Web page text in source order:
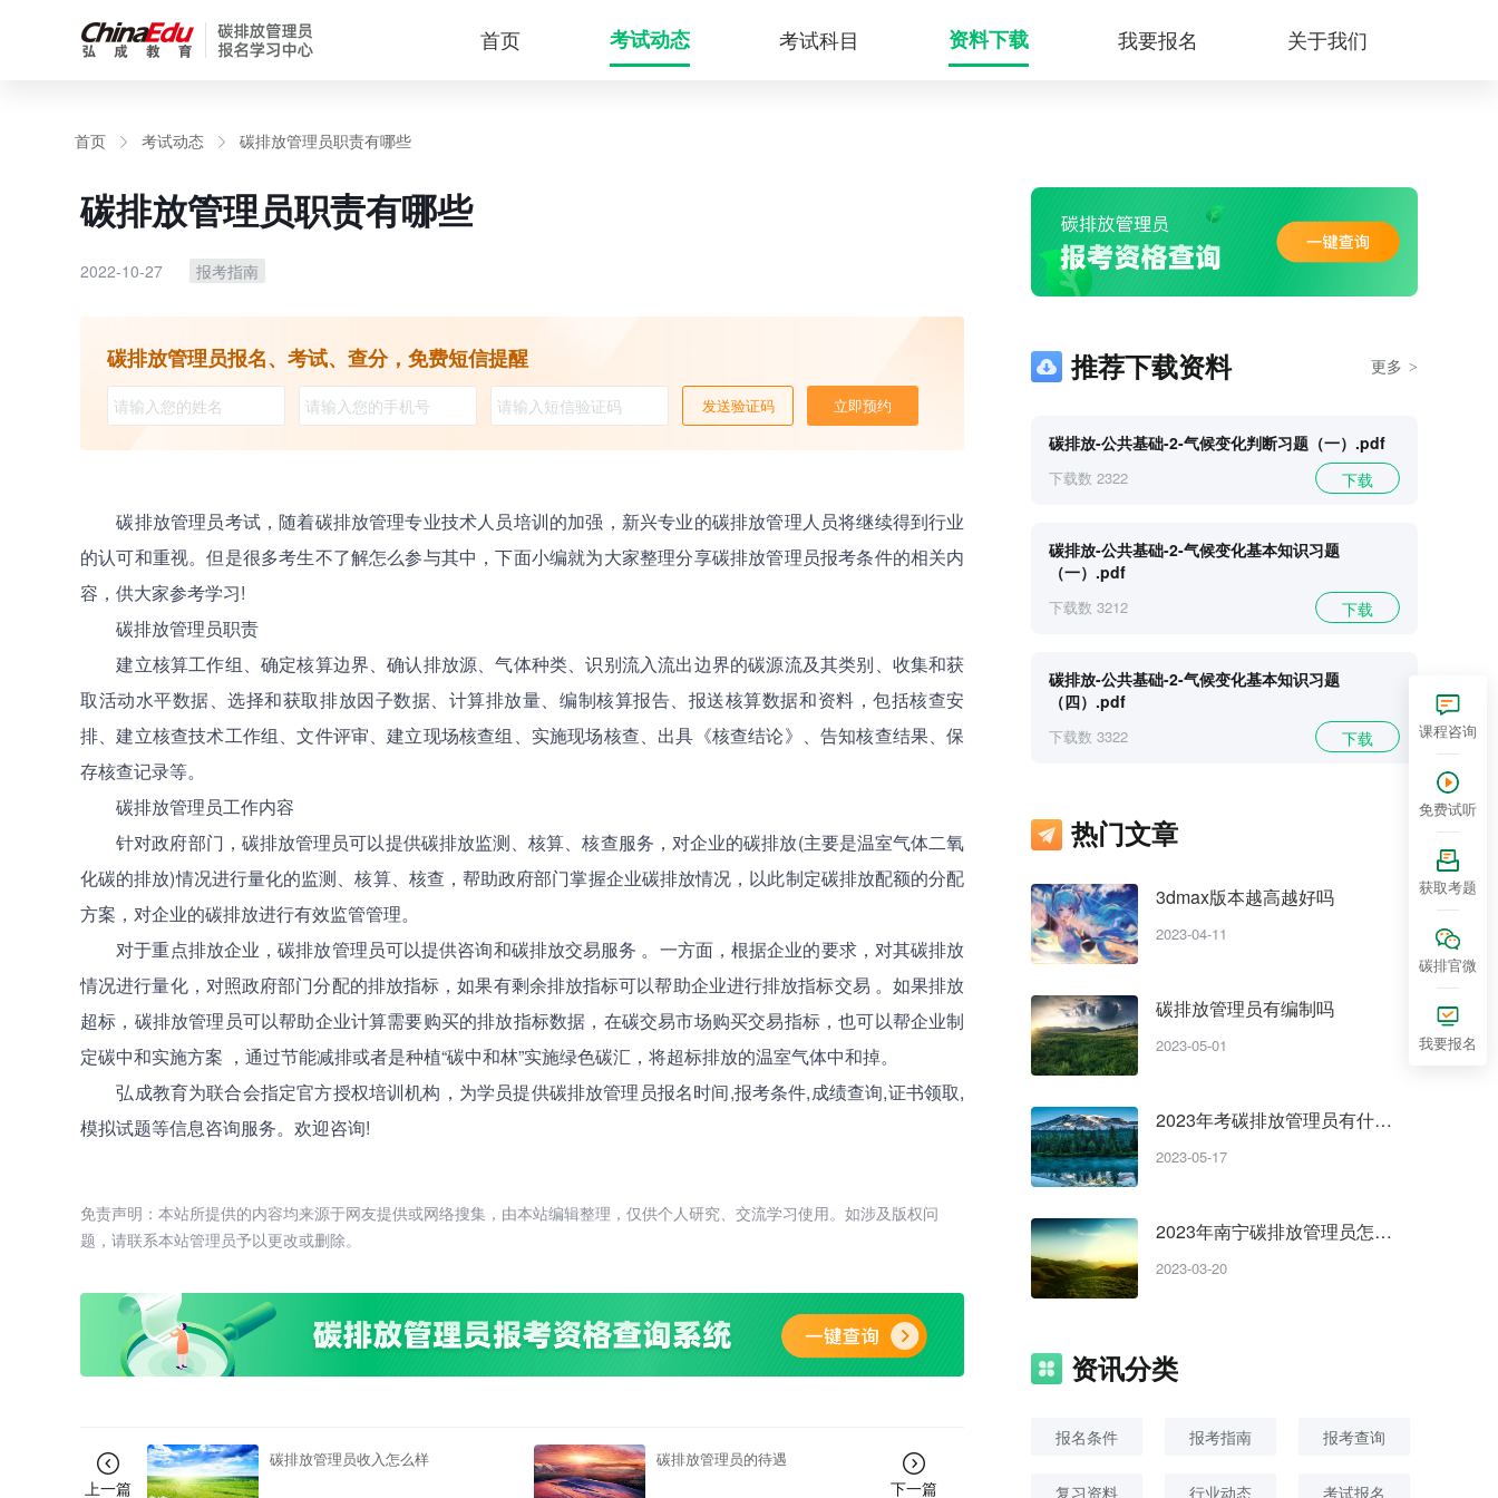
首页 考试动态 考试科目 资料下载 我要报名 关于我们
首页 考试动态 碳排放管理员职责有哪些
碳排放管理员职责有哪些
2022-10-27 报考指南
碳排放管理员报名、考试、查分，免费短信提醒
发送验证码 立即预约
碳排放管理员考试，随着碳排放管理专业技术人员培训的加强，新兴专业的碳排放管理人员将继续得到行业
的认可和重视。但是很多考生不了解怎么参与其中，下面小编就为大家整理分享碳排放管理员报考条件的相关内
容，供大家参考学习!
碳排放管理员职责
建立核算工作组、确定核算边界、确认排放源、气体种类、识别流入流出边界的碳源流及其类别、收集和获
取活动水平数据、选择和获取排放因子数据、计算排放量、编制核算报告、报送核算数据和资料，包括核查安
排、建立核查技术工作组、文件评审、建立现场核查组、实施现场核查、出具《核查结论》、告知核查结果、保
存核查记录等。
碳排放管理员工作内容
针对政府部门，碳排放管理员可以提供碳排放监测、核算、核查服务，对企业的碳排放(主要是温室气体二氧
化碳的排放)情况进行量化的监测、核算、核查，帮助政府部门掌握企业碳排放情况，以此制定碳排放配额的分配
方案，对企业的碳排放进行有效监管管理。
对于重点排放企业，碳排放管理员可以提供咨询和碳排放交易服务 。一方面，根据企业的要求，对其碳排放
情况进行量化，对照政府部门分配的排放指标，如果有剩余排放指标可以帮助企业进行排放指标交易 。如果排放
超标，碳排放管理员可以帮助企业计算需要购买的排放指标数据，在碳交易市场购买交易指标，也可以帮企业制
定碳中和实施方案 ，通过节能减排或者是种植“碳中和林”实施绿色碳汇，将超标排放的温室气体中和掉。
弘成教育为联合会指定官方授权培训机构，为学员提供碳排放管理员报名时间,报考条件,成绩查询,证书领取,
模拟试题等信息咨询服务。欢迎咨询!
免责声明：本站所提供的内容均来源于网友提供或网络搜集，由本站编辑整理，仅供个人研究、交流学习使用。如涉及版权问
题，请联系本站管理员予以更改或删除。
上一篇
碳排放管理员收入怎么样 碳排放管理员的待遇
下一篇
推荐下载资料 更多 >
碳排放-公共基础-2-气候变化判断习题（一）.pdf
下载数 2322 下载
碳排放-公共基础-2-气候变化基本知识习题
（一）.pdf
下载数 3212 下载
碳排放-公共基础-2-气候变化基本知识习题
（四）.pdf
下载数 3322 下载
热门文章
3dmax版本越高越好吗
2023-04-11
碳排放管理员有编制吗
2023-05-01
2023年考碳排放管理员有什么
要求
2023-05-17
2023年南宁碳排放管理员怎么
报名
2023-03-20
资讯分类
报名条件 报考指南 报考查询
复习资料 行业动态 考试报名
课程咨询
免费试听
获取考题
碳排官微
我要报名